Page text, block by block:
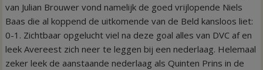
van Julian Brouwer vond namelijk de goed vrijlopende Niels
Baas die al koppend de uitkomende van de Beld kansloos liet:
0-1. Zichtbaar opgelucht viel na deze goal alles van DVC af en
leek Avereest zich neer te leggen bij een nederlaag. Helemaal
zeker leek de aanstaande nederlaag als Quinten Prins in de